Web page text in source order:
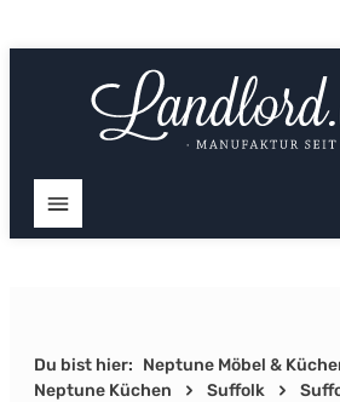
Du bist hier: Neptune Möbel &
Neptune Küchen
Suffolk